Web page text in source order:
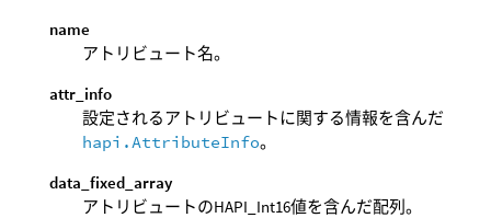
name
アトリビュート名。
attr_info
設定されるアトリビュートに関する情報を含んだ
hapi.AttributeInfo。
data_fixed_array
アトリビュートのHAPI_Int16値を含んだ配列。